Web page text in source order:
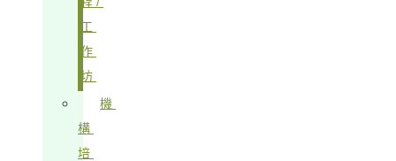
工
作
坊
機
構
培